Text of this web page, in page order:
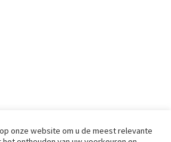
onze website om u de meest relevante